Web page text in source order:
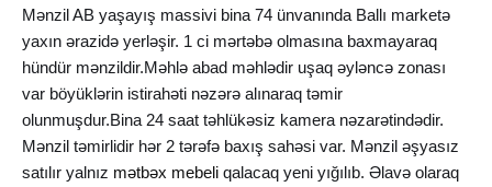
Mənzil AB yaşayış massivi bina 74 ünvanında Ballı marketə
yaxın ərazidə yerləşir. 1 ci mərtəbə olmasına baxmayaraq
hündür mənzildir.Məhlə abad məhlədir uşaq əyləncə zonası
var böyüklərin istirahəti nəzərə alınaraq təmir
olunmuşdur.Bina 24 saat təhlükəsiz kamera nəzarətindədir.
Mənzil təmirlidir hər 2 tərəfə baxış sahəsi var. Mənzil əşyasız
satılır yalnız mətbəx mebeli qalacaq yeni yığılıb. Əlavə olaraq